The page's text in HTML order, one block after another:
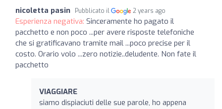
nicoletta pasin Pubblicato il 2 years ago
Esperienza negativa: Sinceramente ho pagato il
pacchetto e non poco ...per avere risposte telefoniche
che si gratificavano tramite mail ...poco precise per il
costo. Orario volo ...zero notizie..deludente. Non fate il
pacchetto
VIAGGIARE
siamo dispiaciuti delle sue parole, ho appena